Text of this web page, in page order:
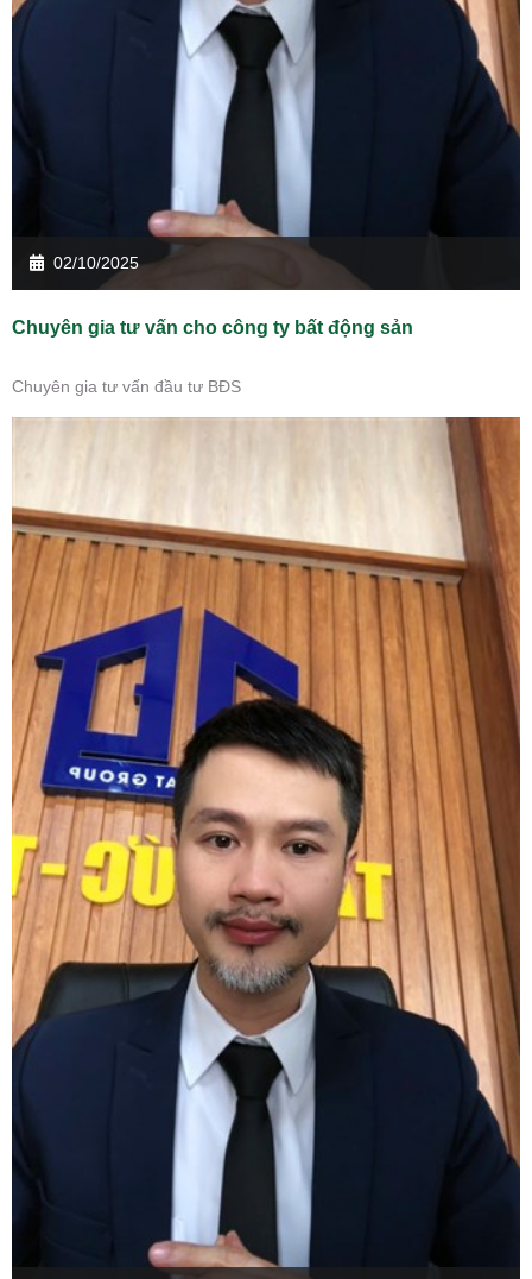
02/10/2025
Chuyên gia tư vấn cho công ty bất động sản
Chuyên gia tư vấn đầu tư BĐS